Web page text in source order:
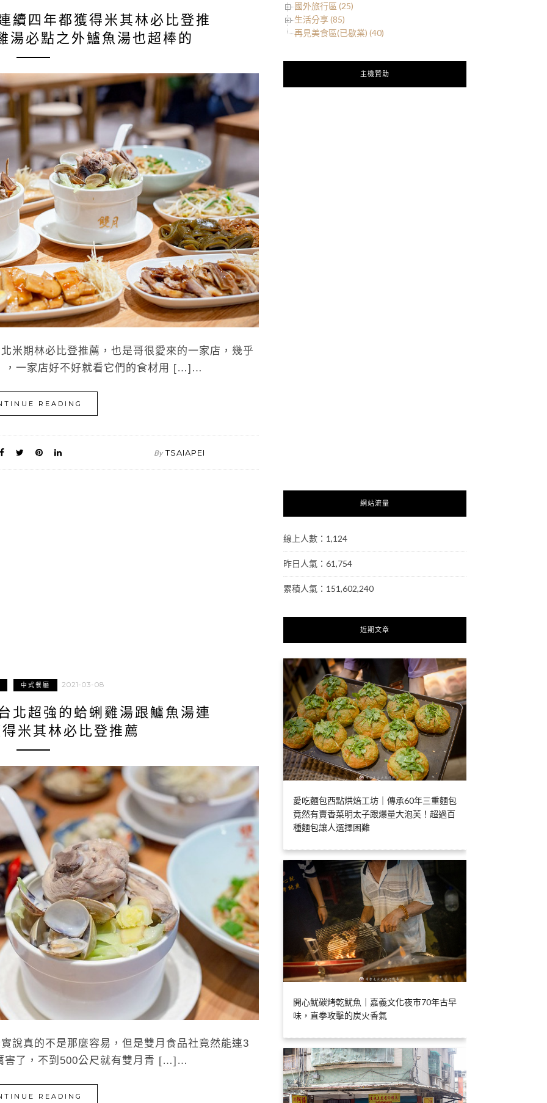
續四年都獲得米其林必比登推
湯必點之外鱸魚湯也超棒的
米期林必比登推薦，也是哥很愛來的一家店，幾乎
，一家店好不好就看它們的食材用 […]…
READING
By TSAIAPEI
中式餐廳 2021-03-08
北超強的蛤蜊雞湯跟鱸魚湯連
米其林必比登推薦
說真的不是那麼容易，但是雙月食品社竟然能連3
害了，不到500公尺就有雙月青 […]…
READING
國外旅行區 (25)
生活分享 (85)
再見美食區(已歇業) (40)
主機贊助
網站流量
線上人數：1,124
昨日人氣：61,754
累積人氣：151,602,240
近期文章
愛吃麵包西點烘焙工坊｜傳承60年三重麵包
竟然有賣香菜明太子跟爆量大泡芙！超過百
種麵包讓人選擇困難
開心魷碳烤乾魷魚｜嘉義文化夜市70年古早
味，直拳攻擊的炭火香氣